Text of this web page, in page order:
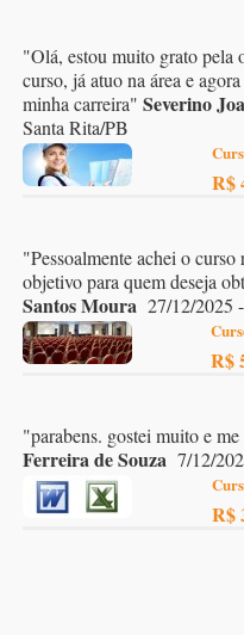
"Olá, estou muito grato pela
curso, já atuo na área e
minha carreira" Severino
Santa Rita/PB
R$
"Pessoalmente achei o
objetivo para quem deseja
Santos Moura 27/12/2025
R$
"parabens. gostei muito e
Ferreira de Souza 7/12/
R$